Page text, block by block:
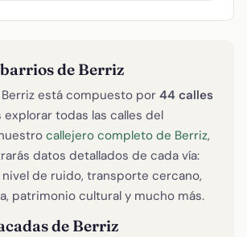
de Berriz
Berriz está compuesto por 44 calles
explorar todas las calles del
callejero completo de Berriz,
datos detallados de cada vía:
de ruido, transporte cercano,
patrimonio cultural y mucho más.
de Berriz